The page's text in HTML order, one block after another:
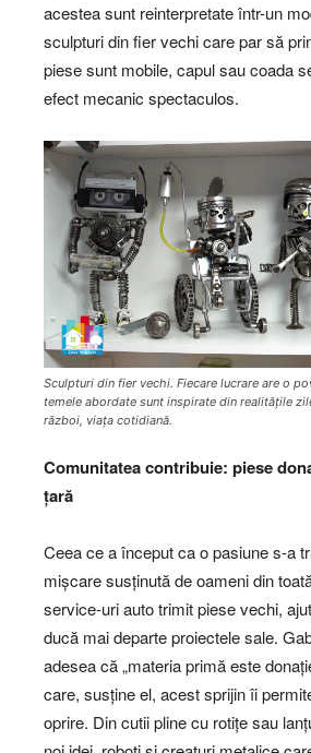
acestea sunt reinterpretate într-un
sculpturi din fier vechi care par să
piese sunt mobile, capul sau coada
efect mecanic spectaculos.
Sculpturi din fier vechi. Fiecare lucrare are o
temele abordate sunt inspirate din realitățile
război, viața cotidiană.
Comunitatea contribuie: piese
țară
Ceea ce a început ca o pasiune s-a
mișcare susținută de oameni din
service-uri auto trimit piese vechi,
ducă mai departe proiectele sale.
adesea că „materia primă este
care, susține el, acest sprijin îi
oprire. Din cutii pline cu rotițe sau